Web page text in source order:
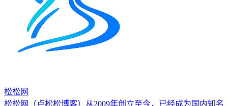
松松网
松松网（卢松松博客）从2009年创立至今，已经成为国内知名